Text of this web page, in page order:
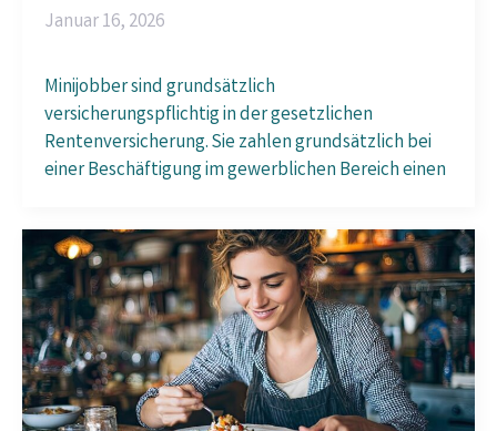
Januar 16, 2026
Minijobber sind grundsätzlich
versicherungspflichtig in der gesetzlichen
Rentenversicherung. Sie zahlen grundsätzlich bei
einer Beschäftigung im gewerblichen Bereich einen